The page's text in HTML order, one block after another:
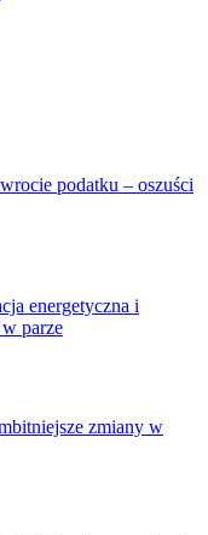
podatku – oszuści
energetyczna i
parze
zmiany w